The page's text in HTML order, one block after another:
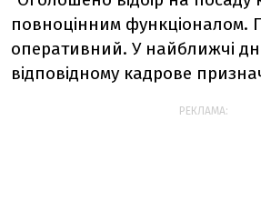
повноцінним функціоналом.
оперативний. У найближчі
відповідному кадрове
РЕКЛАМА: